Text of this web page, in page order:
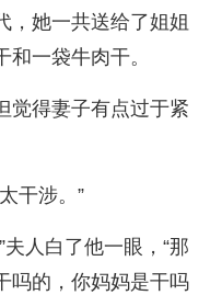
，她一共送给了姐姐
一袋牛肉干。
觉得妻子有点过于紧
干涉。”
人白了他一眼，“那
吗的，你妈妈是干吗